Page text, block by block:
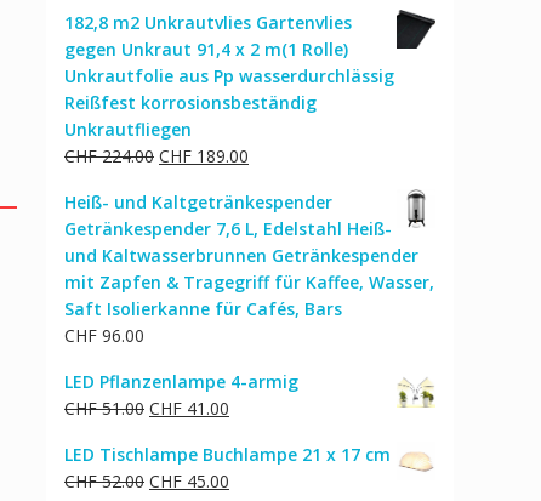
war:
CHF 47.00
ist:
CHF 38.00.
182,8 m2 Unkrautvlies Gartenvlies
gegen Unkraut 91,4 x 2 m(1 Rolle)
Unkrautfolie aus Pp wasserdurchlässig
Reißfest korrosionsbeständig
Unkrautfliegen
CHF224.00 Ursprünglicher
war:
CHF 224.00
CHF 189.00
ist:
CHF 189.00.
Heiß- und Kaltgetränkespender
Getränkespender 7,6 L, Edelstahl Heiß-
und Kaltwasserbrunnen Getränkespender
mit Zapfen & Tragegriff für Kaffee, Wasser,
Saft Isolierkanne für Cafés, Bars
CHF 96.00
LED Pflanzenlampe 4-armig
CHF51.00 Ursprünglicher
war:
CHF 51.00
CHF 41.00
ist:
CHF 41.00.
LED Tischlampe Buchlampe 21 x 17 cm
CHF52.00 Ursprünglicher
CHF 45.00